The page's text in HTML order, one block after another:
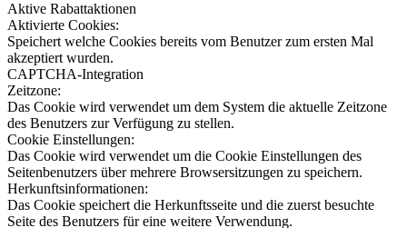
Aktive Rabattaktionen
Aktivierte Cookies:
Speichert welche Cookies bereits vom Benutzer zum ersten Mal
akzeptiert wurden.
CAPTCHA-Integration
Zeitzone:
Das Cookie wird verwendet um dem System die aktuelle Zeitzone
des Benutzers zur Verfügung zu stellen.
Cookie Einstellungen:
Das Cookie wird verwendet um die Cookie Einstellungen des
Seitenbenutzers über mehrere Browsersitzungen zu speichern.
Herkunftsinformationen:
Das Cookie speichert die Herkunftsseite und die zuerst besuchte
Seite des Benutzers für eine weitere Verwendung.